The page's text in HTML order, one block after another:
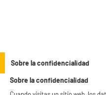
Sobre la confidencialidad
Sobre la confidencialidad